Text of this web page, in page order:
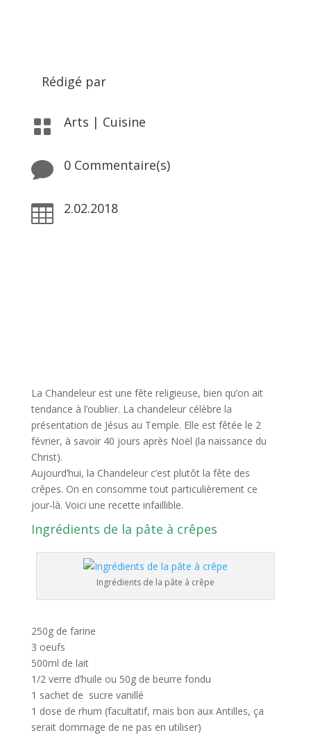
Rédigé par
 Arts | Cuisine
 0 Commentaire(s)
 2.02.2018
La Chandeleur est une fête religieuse, bien qu’on ait
tendance à l’oublier. La chandeleur célèbre la
présentation de Jésus au Temple. Elle est fêtée le 2
février, à savoir 40 jours après Noël (la naissance du
Christ).
Aujourd’hui, la Chandeleur c’est plutôt la fête des
crêpes. On en consomme tout particulièrement ce
jour-là. Voici une recette infaillible.
Ingrédients de la pâte à crêpes
Ingrédients de la pâte à crêpe
250g de farine
3 oeufs
500ml de lait
1/2 verre d’huile ou 50g de beurre fondu
1 sachet de sucre vanillé
1 dose de rhum (facultatif, mais bon aux Antilles, ça
serait dommage de ne pas en utiliser)